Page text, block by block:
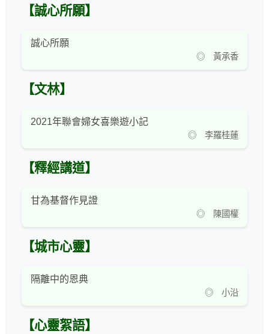
【誠心所願】
誠心所願
◎ 黃承香
【文林】
2021年聯會婦女喜樂遊小記
◎ 李羅桂蓮
【釋經講道】
甘為基督作見證
◎ 陳國權
【城市心靈】
隔離中的恩典
◎ 小沿
【心靈絮語】